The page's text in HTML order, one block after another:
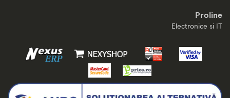
Proline
Electronice si IT